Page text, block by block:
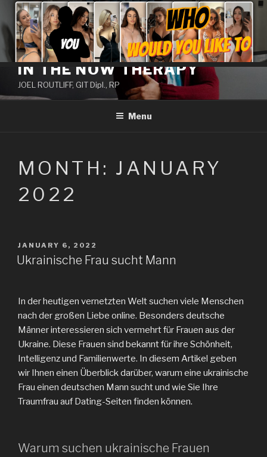
Skip
content
IN THE NOW THERAPY
JOEL ROUTLIFF, GIT Dipl., RP
Menu
MONTH: JANUARY
2022
POSTED
ON
JANUARY 6, 2022
Ukrainische Frau sucht Mann
In der heutigen vernetzten Welt suchen viele Menschen
nach der großen Liebe online. Besonders deutsche
Männer interessieren sich vermehrt für Frauen aus der
Ukraine. Diese Frauen sind bekannt für ihre Schönheit,
Intelligenz und Familienwerte. In diesem Artikel geben
wir Ihnen einen Überblick darüber, warum eine ukrainische
Frau einen deutschen Mann sucht und wie Sie Ihre
Traumfrau auf Dating-Seiten finden können.
Warum suchen ukrainische Frauen